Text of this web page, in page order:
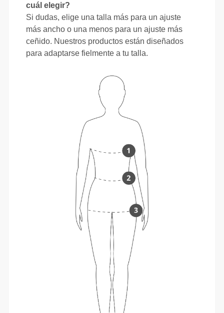
cuál elegir?
Si dudas, elige una talla más para un ajuste
más ancho o una menos para un ajuste más
ceñido. Nuestros productos están diseñados
para adaptarse fielmente a tu talla.